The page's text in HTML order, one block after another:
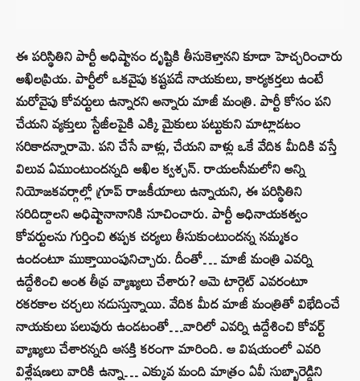
ఈ పరిస్థితిని పార్టీ అధిష్టానం దృష్టికి తీసుకెళ్తానని కూడా హెచ్చరించారు
అఖిలప్రియ. పార్టీలో ఒకవైపు కష్టపడే నాయకులు, కార్యకర్తలు ఉంటే
మరోవైపు కోవర్టులు ఉన్నారని అన్నారు మాజీ మంత్రి. పార్టీ కోసం పని
చేయని వ్యక్తులు స్టేజీలపైకి ఎక్కి మైకులు పట్టుకుని మాట్లాడటం
సరికాదన్నారామె. పని చేసే వాళ్లు, చేయని వాళ్లు ఒకే వేదిక మీదికి వస్తే
విలువ ఏముంటుందన్నది అఖిల క్వశ్చన్‌. రాయలసీమలోని అన్ని
నియోజకవర్గాల్లో గ్రూప్ రాజకీయాలు ఉన్నాయని, ఈ పరిస్థితిని
సరిదిద్దాలని అధిష్టానానానికి సూచించారు. పార్టీ అధినాయకత్వం
కోవర్టులను గుర్తించి తప్పక చర్యలు తీసుకుంటుందన్న నమ్మకం
ఉందంటూ ముక్తాయింపునిచ్చారు. దీంతో… మాజీ మంత్రి ఎవర్ని
ఉద్దేశించి అంత తీవ్ర వ్యాఖ్యలు చేశారు? ఆమె టార్గెట్‌ ఎవరంటూ
రకరకాల చర్చలు నడుస్తున్నాయి. వేదిక మీద మాజీ మంత్రితో విభేదించే
నాయకులు పలువురు ఉండటంతో…వారిలో ఎవర్ని ఉద్దేశించి కోవర్ట్
వ్యాఖ్యలు చేశారన్నది ఆసక్తి కరంగా మారింది. ఆ విషయంలో ఎవరి
విశ్లేషణలు వారికి ఉన్నా… ఎక్కువ మంది మాత్రం ఏవీ సుబ్బారెడ్డిని